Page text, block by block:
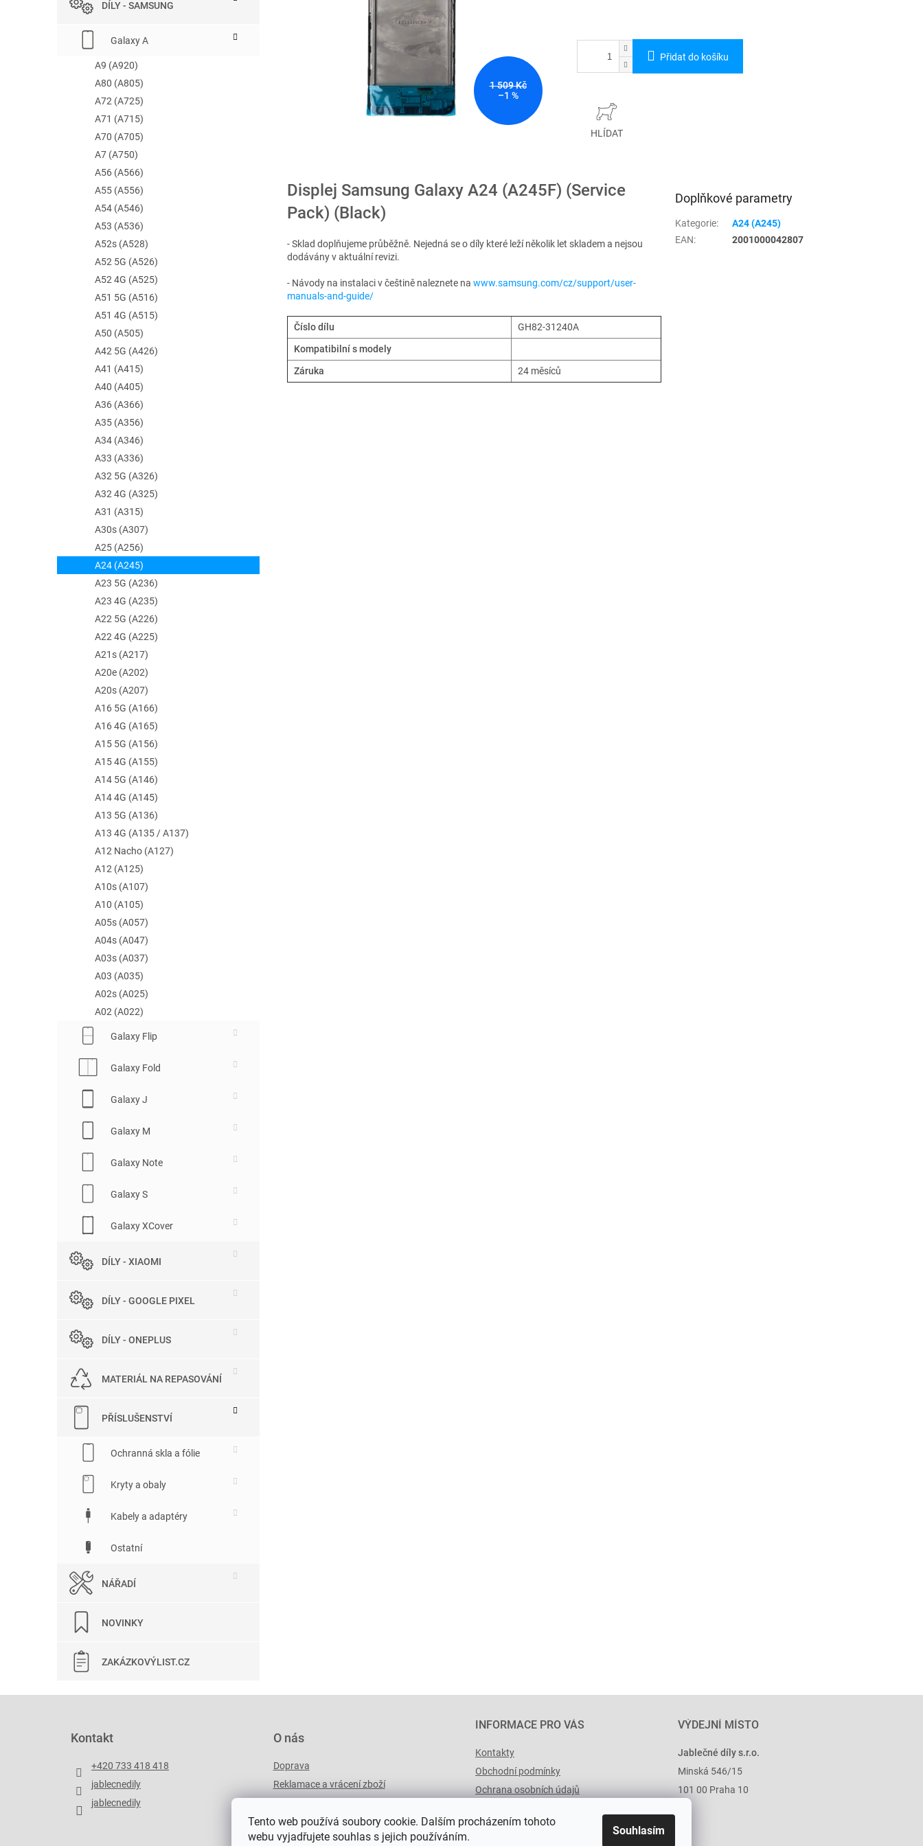
Tento web používá soubory cookie. Dalším procházením tohoto
webu vyjadřujete souhlas s jejich používáním.
Souhlasím
DÍLY - SAMSUNG
Galaxy A
A9 (A920)
A80 (A805)
A72 (A725)
A71 (A715)
A70 (A705)
A7 (A750)
A56 (A566)
A55 (A556)
A54 (A546)
A53 (A536)
A52s (A528)
A52 5G (A526)
A52 4G (A525)
A51 5G (A516)
A51 4G (A515)
A50 (A505)
A42 5G (A426)
A41 (A415)
A40 (A405)
A36 (A366)
A35 (A356)
A34 (A346)
A33 (A336)
A32 5G (A326)
A32 4G (A325)
A31 (A315)
A30s (A307)
A25 (A256)
A24 (A245)
A23 5G (A236)
A23 4G (A235)
A22 5G (A226)
A22 4G (A225)
A21s (A217)
A20e (A202)
A20s (A207)
A16 5G (A166)
A16 4G (A165)
A15 5G (A156)
A15 4G (A155)
A14 5G (A146)
A14 4G (A145)
A13 5G (A136)
A13 4G (A135 / A137)
A12 Nacho (A127)
A12 (A125)
A10s (A107)
A10 (A105)
A05s (A057)
A04s (A047)
A03s (A037)
A03 (A035)
A02s (A025)
A02 (A022)
Galaxy Flip
Galaxy Fold
Galaxy J
Galaxy M
Galaxy Note
Galaxy S
Galaxy XCover
DÍLY - XIAOMI
DÍLY - GOOGLE PIXEL
DÍLY - ONEPLUS
MATERIÁL NA REPASOVÁNÍ
PŘÍSLUŠENSTVÍ
Ochranná skla a fólie
Kryty a obaly
Kabely a adaptéry
Ostatní
NÁŘADÍ
NOVINKY
ZAKÁZKOVÝLIST.CZ
1 509 Kč
–1 %
Přidat do košíku
HLÍDAT
Displej Samsung Galaxy A24 (A245F) (Service
Pack) (Black)
- Sklad doplňujeme průběžně. Nejedná se o díly které leží několik let skladem a nejsou
dodávány v aktuální revizi.
- Návody na instalaci v češtině naleznete na www.samsung.com/cz/support/user-
manuals-and-guide/
Číslo dílu
GH82-31240A
Kompatibilní s modely
Záruka
24 měsíců
Doplňkové parametry
Kategorie:
A24 (A245)
EAN: 2001000042807
Kontakt
+420 733 418 418
jablecnedily
jablecnedily
O nás
Doprava
Reklamace a vrácení zboží
INFORMACE PRO VÁS
Kontakty
Obchodní podmínky
Ochrana osobních údajů
VÝDEJNÍ MÍSTO
Jablečné díly s.r.o.
Minská 546/15
101 00 Praha 10